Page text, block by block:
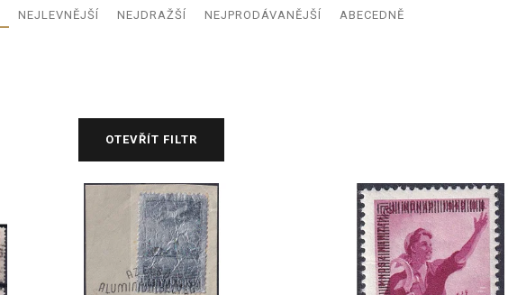
Ř
p
d
u
k
t
ů
NEJLEVNĚJŠÍ NEJDRAŽŠÍ NEJPRODÁVANĚJŠÍ ABECEDNĚ
OTEVŘÍT FILTR